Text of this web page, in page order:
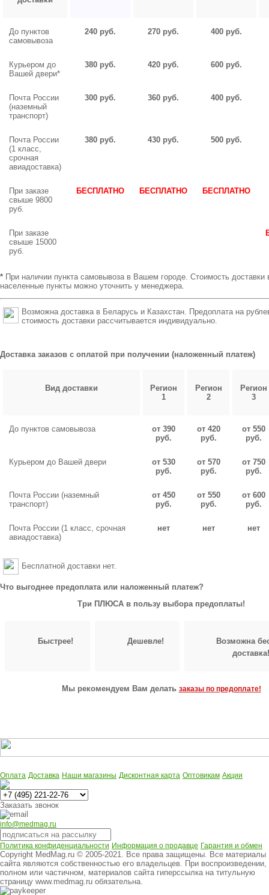
До пунктов
самовывоза
240 руб. 270 руб. 400 руб.
Курьером до
Вашей двери*
380 руб. 420 руб. 600 руб.
Почта России
(наземный
транспорт)
300 руб. 360 руб. 400 руб.
Почта России
(1 класс,
срочная
авиадоставка)
380 руб. 430 руб. 500 руб.
При заказе
свыше 9800
руб.
БЕСПЛАТНО БЕСПЛАТНО БЕСПЛАТНО
При заказе
свыше 15000
руб.
* При наличии пункта самовывоза в Вашем городе. Стоимость доставки
населенные пункты можно уточнить у менеджера.
Возможна доставка в Беларусь и Казахстан. Предоплата на
стоимость доставки рассчитывается индивидуально.
Доставка заказов с оплатой при получении (наложенный платеж)
Вид доставки
Регион
1
Регион
2
Регион
3
До пунктов самовывоза
от 390
руб.
от 420
руб.
от 550
руб.
Курьером до Вашей двери
от 530
руб.
от 570
руб.
от 750
руб.
Почта России (наземный
транспорт)
от 450
руб.
от 550
руб.
от 600
руб.
Почта России (1 класс, срочная
авиадоставка)
нет нет нет
Бесплатной доставки нет.
Что выгоднее предоплата или наложенный платеж?
Три ПЛЮСА в пользу выбора предоплаты!
Быстрее! Дешевле!
Возможна
доставка!
Мы рекомендуем Вам делать заказы по предоплате!
Оплата Доставка Наши магазины Дисконтная карта Оптовикам Акции
Заказать звонок
info@medmag.ru
Политика конфиденциальности Информация о продавце Гарантия и обмен
Copyright MedMag.ru © 2005-2021. Все права защищены. Все материалы
сайта являются собственностью его владельцев. При воспроизведении,
полном или частичном, материалов сайта гиперссылка на титульную
страницу www.medmag.ru обязательна.